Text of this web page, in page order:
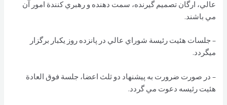
عالي، ارگان تصميم گيرنده، سمت دهنده و رهبري كنندة امور آن
مي باشند.
– جلسات هئيت رئيسة شوراي عالي در پانزده روز يكبار برگزار
ميگردد.
– در صورت ضرورت به پيشنهاد دو ثلث اعضا، جلسة فوق العادة
هئيت رئيسه دعوت مي گردد.